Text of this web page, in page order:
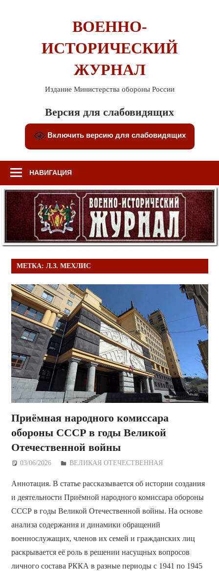
ВОЕННО-
ИСТОРИЧЕСКИЙ
ЖУРНАЛ
Издание Министерства обороны России
Версия для слабовидящих
Включить версию для слабовидящих
НАВИГАЦИЯ
МЕТКА: Л.З. МЕХЛИС
Приёмная народного комиссара
обороны СССР в годы Великой
Отечественной войны
03/06/2026 Дежурный по Редакции
ВЕЛИКАЯ ОТЕЧЕСТВЕННАЯ
Аннотация. В статье рассказывается об истории создания
и деятельности Приёмной народного комиссара обороны
СССР в годы Великой Отечественной войны. На основе
анализа содержания и динамики обращений
военнослужащих, членов их семей и гражданских лиц
раскрывается её роль в решении насущных вопросов
личного состава РККА в разные периоды с 1941 по 1945